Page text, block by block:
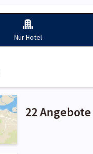
Nur Hotel
22